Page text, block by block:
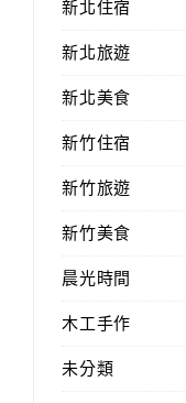
新北住宿
新北旅遊
新北美食
新竹住宿
新竹旅遊
新竹美食
晨光時間
木工手作
未分類